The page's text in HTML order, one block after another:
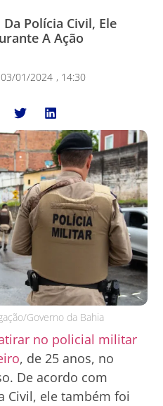
Polícia Civil, Ele
A Ação
03/01/2024 , 14:30
Governo da Bahia
no policial militar
, de 25 anos, no
De acordo com
Civil, ele também foi